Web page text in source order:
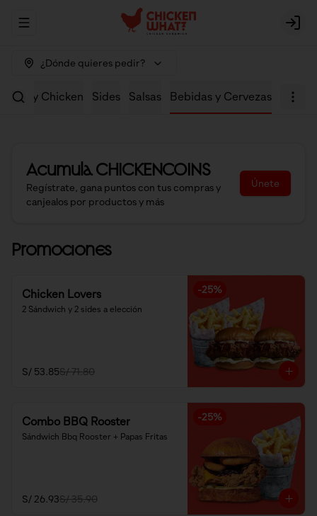
Abrir menu de navegación
¿Dónde quieres pedir?
Crispy Chicken Sides Salsas Bebidas y Cervezas
AcumulaCHICKENCOINS
Regístrate, gana puntos con tus compras y
canjealos por productos y más
Únete
Promociones
-25%
Chicken Lovers
2 Sándwich y 2 sides a elección
S/ 53.85S/ 71.80
-25%
Combo BBQ Rooster
Sándwich Bbq Rooster + Papas Fritas
S/ 26.93S/ 35.90